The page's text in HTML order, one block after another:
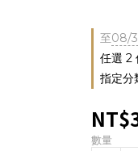
至08/
任選 2
指定分
數量